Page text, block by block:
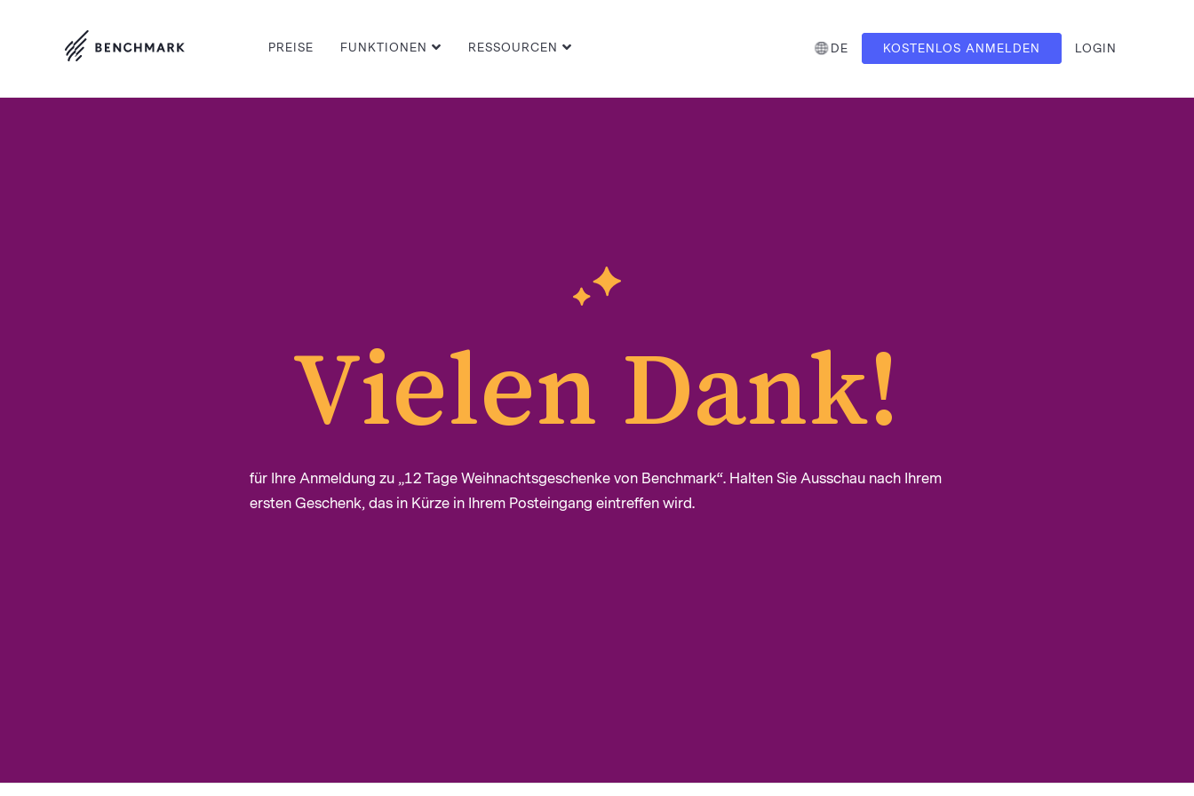
PREISE FUNKTIONEN RESSOURCEN DE KOSTENLOS ANMELDEN LOGIN
Vielen Dank!
für Ihre Anmeldung zu „12 Tage Weihnachtsgeschenke von Benchmark“. Halten Sie Ausschau nach Ihrem
ersten Geschenk, das in Kürze in Ihrem Posteingang eintreffen wird.